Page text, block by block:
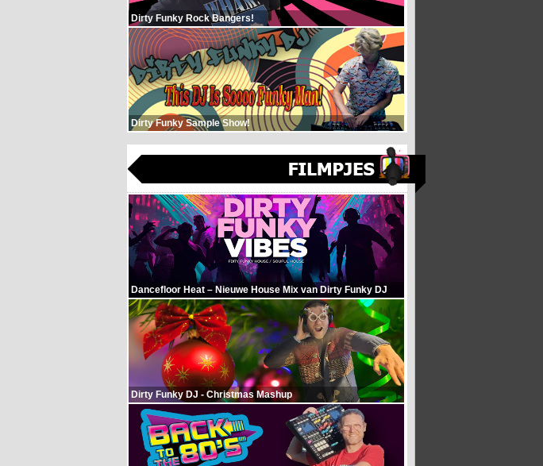
Dirty Funky Rock Bangers!
Dirty Funky Sample Show!
Dancefloor Heat – Nieuwe House Mix van Dirty Funky DJ
Dirty Funky DJ - Christmas Mashup